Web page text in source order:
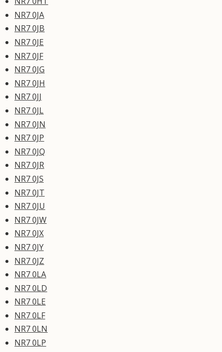
NR7 0JA
NR7 0JB
NR7 0JE
NR7 0JF
NR7 0JG
NR7 0JH
NR7 0JJ
NR7 0JL
NR7 0JN
NR7 0JP
NR7 0JQ
NR7 0JR
NR7 0JS
NR7 0JT
NR7 0JU
NR7 0JW
NR7 0JX
NR7 0JY
NR7 0JZ
NR7 0LA
NR7 0LD
NR7 0LE
NR7 0LF
NR7 0LN
NR7 0LP